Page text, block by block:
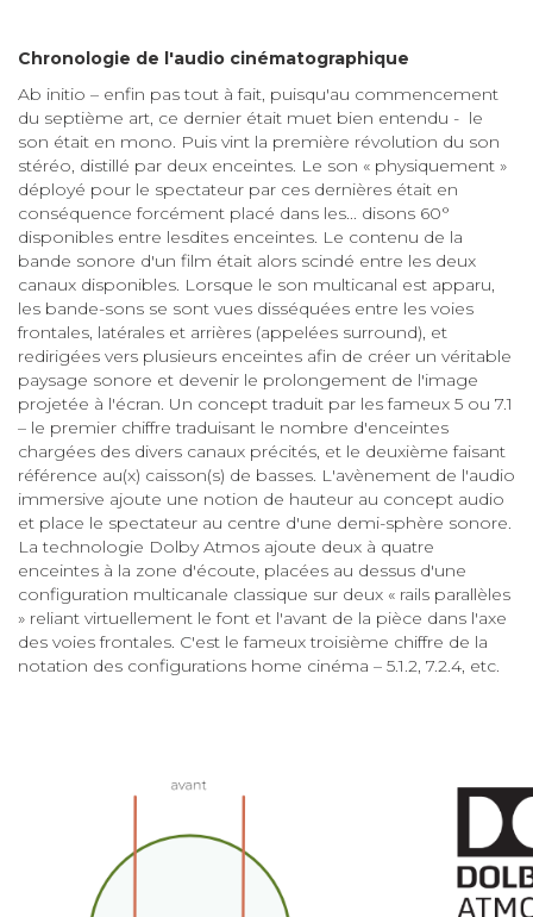
Chronologie de l'audio cinématographique
Ab initio – enfin pas tout à fait, puisqu'au commencement
du septième art, ce dernier était muet bien entendu - le
son était en mono. Puis vint la première révolution du son
stéréo, distillé par deux enceintes. Le son « physiquement »
déployé pour le spectateur par ces dernières était en
conséquence forcément placé dans les... disons 60°
disponibles entre lesdites enceintes. Le contenu de la
bande sonore d'un film était alors scindé entre les deux
canaux disponibles. Lorsque le son multicanal est apparu,
les bande-sons se sont vues disséquées entre les voies
frontales, latérales et arrières (appelées surround), et
redirigées vers plusieurs enceintes afin de créer un véritable
paysage sonore et devenir le prolongement de l'image
projetée à l'écran. Un concept traduit par les fameux 5 ou 7.1
– le premier chiffre traduisant le nombre d'enceintes
chargées des divers canaux précités, et le deuxième faisant
référence au(x) caisson(s) de basses. L'avènement de l'audio
immersive ajoute une notion de hauteur au concept audio
et place le spectateur au centre d'une demi-sphère sonore.
La technologie Dolby Atmos ajoute deux à quatre
enceintes à la zone d'écoute, placées au dessus d'une
configuration multicanale classique sur deux « rails parallèles
» reliant virtuellement le font et l'avant de la pièce dans l'axe
des voies frontales. C'est le fameux troisième chiffre de la
notation des configurations home cinéma – 5.1.2, 7.2.4, etc.